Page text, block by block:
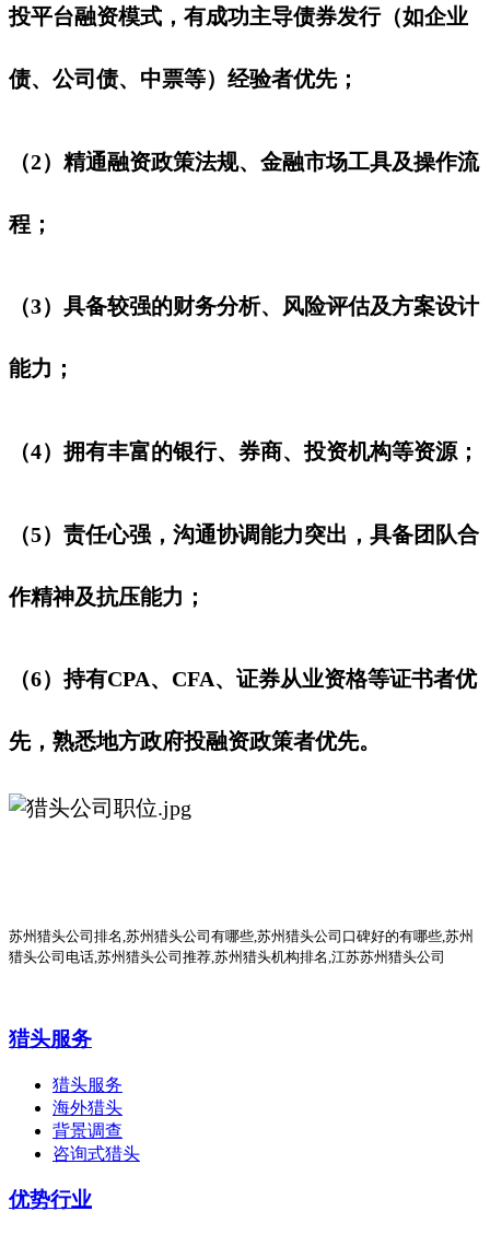
投平台融资模式，有成功主导债券发行（如企业
债、公司债、中票等）经验者优先；
（2）精通融资政策法规、金融市场工具及操作流
程；
（3）具备较强的财务分析、风险评估及方案设计
能力；
（4）拥有丰富的银行、券商、投资机构等资源；
（5）责任心强，沟通协调能力突出，具备团队合
作精神及抗压能力；
（6）持有CPA、CFA、证券从业资格等证书者优
先，熟悉地方政府投融资政策者优先。
苏州猎头公司排名,苏州猎头公司有哪些,苏州猎头公司口碑好的有哪些,苏州
猎头公司电话,苏州猎头公司推荐,苏州猎头机构排名,江苏苏州猎头公司
猎头服务
猎头服务
海外猎头
背景调查
咨询式猎头
优势行业